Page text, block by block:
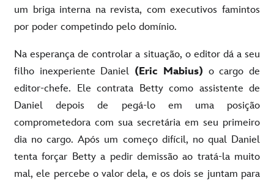
um briga interna na revista, com executivos famintos
por poder competindo pelo domínio.
Na esperança de controlar a situação, o editor dá a seu
filho inexperiente Daniel (Eric Mabius) o cargo de
editor-chefe. Ele contrata Betty como assistente de
Daniel depois de pegá-lo em uma posição
comprometedora com sua secretária em seu primeiro
dia no cargo. Após um começo difícil, no qual Daniel
tenta forçar Betty a pedir demissão ao tratá-la muito
mal, ele percebe o valor dela, e os dois se juntam para